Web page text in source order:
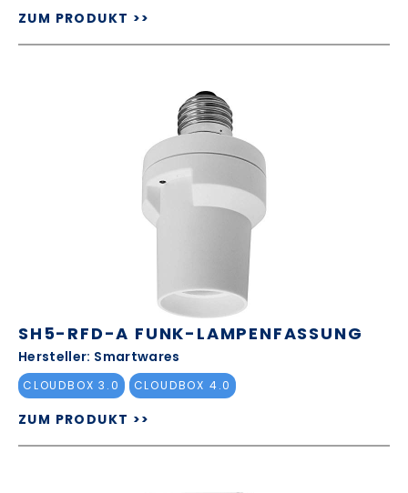
ZUM PRODUKT >>
SH5-RFD-A FUNK-LAMPENFASSUNG
Hersteller: Smartwares
CLOUDBOX 3.0 CLOUDBOX 4.0
ZUM PRODUKT >>